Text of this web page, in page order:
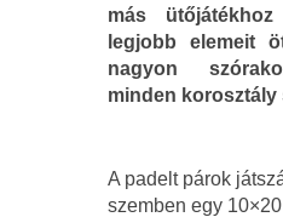
más
legjobb elemeit
nagyon
minden korosztály
A padelt párok
szemben egy